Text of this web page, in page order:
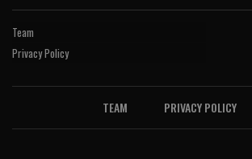
Team
Privacy Policy
TEAM PRIVACY POLICY